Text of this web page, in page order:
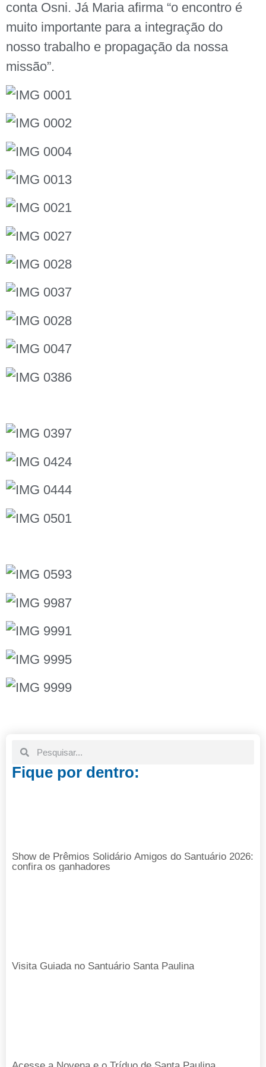
conta Osni. Já Maria afirma “o encontro é
muito importante para a integração do
nosso trabalho e propagação da nossa
missão”.
Fique por dentro:
Show de Prêmios Solidário Amigos do Santuário 2026:
confira os ganhadores
Visita Guiada no Santuário Santa Paulina